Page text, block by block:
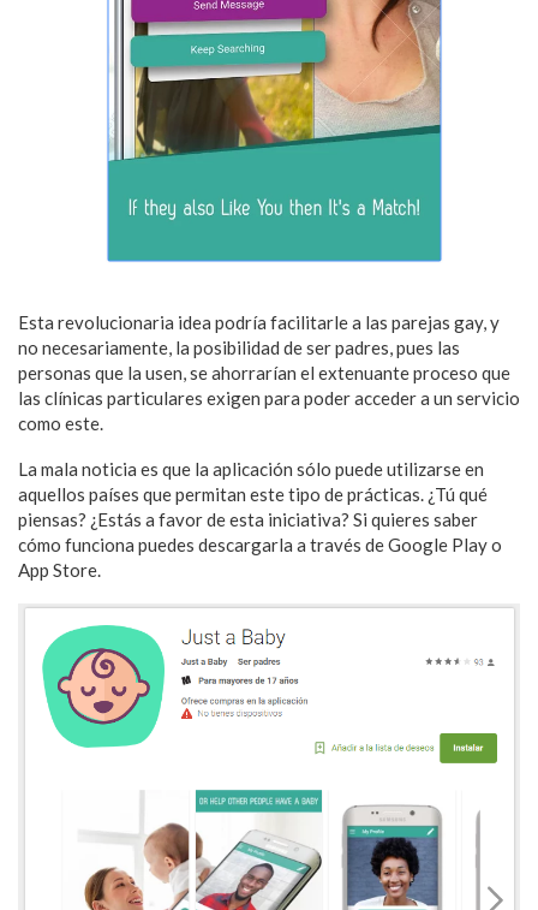
Esta revolucionaria idea podría facilitarle a las parejas gay, y
no necesariamente, la posibilidad de ser padres, pues las
personas que la usen, se ahorrarían el extenuante proceso que
las clínicas particulares exigen para poder acceder a un servicio
como este.
La mala noticia es que la aplicación sólo puede utilizarse en
aquellos países que permitan este tipo de prácticas. ¿Tú qué
piensas? ¿Estás a favor de esta iniciativa? Si quieres saber
cómo funciona puedes descargarla a través de Google Play o
App Store.